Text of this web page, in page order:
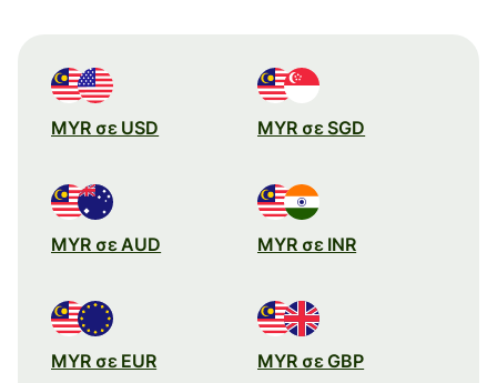
MYR σε USD MYR σε SGD
MYR σε AUD MYR σε INR
MYR σε EUR MYR σε GBP